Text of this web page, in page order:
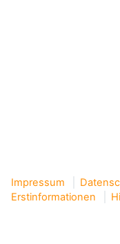
Impressum
Erstinformationen